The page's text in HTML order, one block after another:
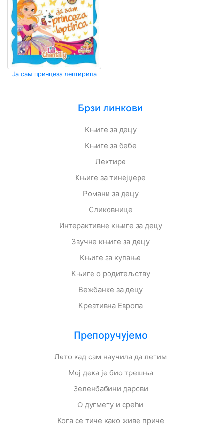
Мој
налог
Ја сам принцеза лептирица
Брзи линкови
Књиге за децу
Књиге за бебе
Лектире
Књиге за тинејџере
Романи за децу
Сликовнице
Интерактивне књиге за децу
Звучне књиге за децу
Књиге за купање
Књиге о родитељству
Вежбанке за децу
Креативна Европа
Препоручујемо
Лето кад сам научила да летим
Мој дека је био трешња
Зеленбабини дарови
О дугмету и срећи
Кога се тиче како живе приче